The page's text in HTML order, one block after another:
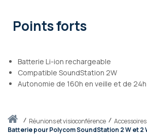
Accueilréunions et visioconférence Accessoires
Batterie pour Polycom SoundStation 2 W et 2
Points forts
Batterie Li-ion rechargeable
Compatible SoundStation 2W
Autonomie de 160h en veille et de